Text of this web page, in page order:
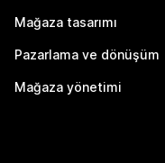
Mağaza tasarımı
Pazarlama ve dönüşüm
Mağaza yönetimi